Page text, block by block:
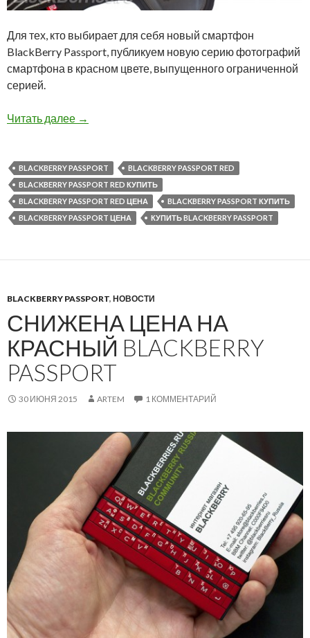
Для тех, кто выбирает для себя новый смартфон
BlackBerry Passport, публикуем новую серию фотографий
смартфона в красном цвете, выпущенного ограниченной
серией.
Читать далее Новая серия фотографий BlackBerry
→
BLACKBERRY PASSPORT
BLACKBERRY PASSPORT RED
BLACKBERRY PASSPORT RED КУПИТЬ
BLACKBERRY PASSPORT RED ЦЕНА
BLACKBERRY PASSPORT КУПИТЬ
BLACKBERRY PASSPORT ЦЕНА
КУПИТЬ BLACKBERRY PASSPORT
BLACKBERRY PASSPORT, НОВОСТИ
СНИЖЕНА ЦЕНА НА
КРАСНЫЙ BLACKBERRY
PASSPORT
30 ИЮНЯ 2015 ARTEM 1 КОММЕНТАРИЙ